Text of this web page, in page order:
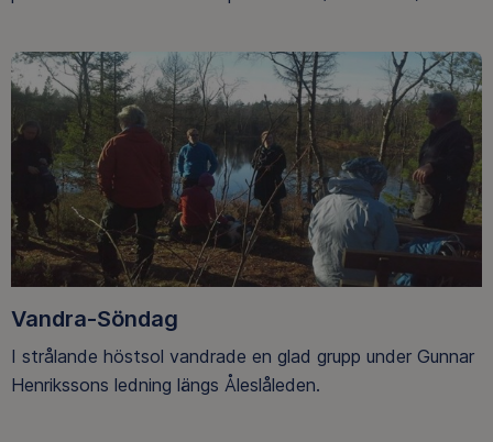
Vandra-Söndag
I strålande höstsol vandrade en glad grupp under Gunnar
Henrikssons ledning längs Åleslåleden.